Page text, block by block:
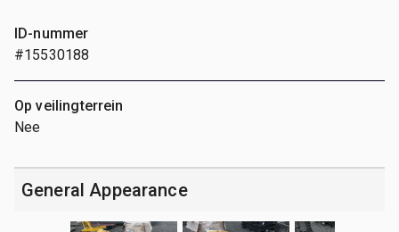
ID-nummer
#15530188
Op veilingterrein
Nee
General Appearance